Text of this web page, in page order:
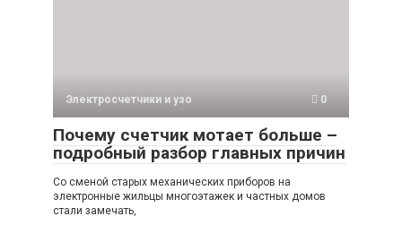
Электросчетчики и узо 0
Почему счетчик мотает больше –
подробный разбор главных причин
Со сменой старых механических приборов на
электронные жильцы многоэтажек и частных домов
стали замечать,